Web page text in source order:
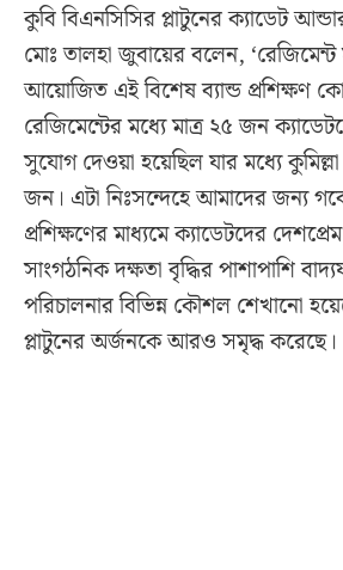
কুবি বিএনসিসির প্লাটুনের ক্যাডেট
মোঃ তালহা জুবায়ের বলেন,
আয়োজিত এই বিশেষ ব্যান্ড প্রশিক্ষণ
রেজিমেন্টের মধ্যে মাত্র ২৫ জন
সুযোগ দেওয়া হয়েছিল যার মধ্যে কুমিল্লা
জন। এটা নিঃসন্দেহে আমাদের জন্য
প্রশিক্ষণের মাধ্যমে ক্যাডেটদের
সাংগঠনিক দক্ষতা বৃদ্ধির পাশাপাশি
পরিচালনার বিভিন্ন কৌশল শেখানো
প্লাটুনের অর্জনকে আরও সমৃদ্ধ করেছে।